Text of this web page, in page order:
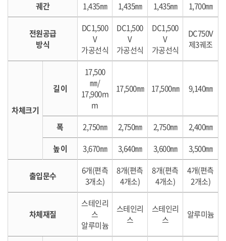
궤간 1,435㎜ 1,435㎜ 1,435㎜ 1,700㎜
전원공급
방식
DC1,500
V
가공선식
DC1,500
V
가공선식
DC1,500
V
가공선식
DC750V
제3궤조
차체크기
길 이
17,500
㎜/
17,900m
m
17,500㎜ 17,500㎜ 9,140㎜
폭 2,750㎜ 2,750㎜ 2,750㎜
2,400㎜
높 이
3,670㎜ 3,640㎜ 3,600㎜ 3,500㎜
출입문수
6개(편측
3개소)
8개(편측
4개소)
8개(편측
4개소)
4개(편측
2개소)
차체재질
스테인리
스
알루미늄
스테인리
스
스테인리
스
알루미늄